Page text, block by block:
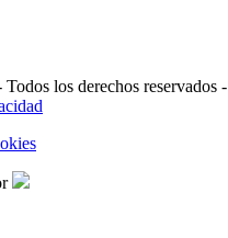
los derechos reservados -